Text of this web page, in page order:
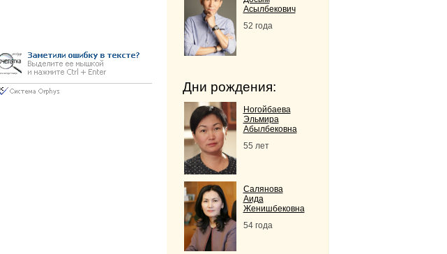
Асылбекович
52 года
Дни рождения:
Ногойбаева
Эльмира
Абылбековна
55 лет
Салянова
Аида
Женишбековна
54 года